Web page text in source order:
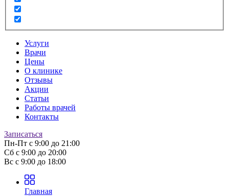
Услуги
Врачи
Цены
О клинике
Отзывы
Акции
Статьи
Работы врачей
Контакты
Записаться
Пн-Пт с 9:00 до 21:00
Сб с 9:00 до 20:00
Вс с 9:00 до 18:00
Главная